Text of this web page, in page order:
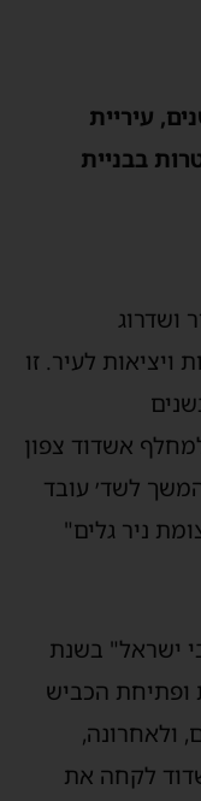
עיריית
בבניית
לעיר. זו
אשדוד צפון
לשד׳ עובד
ניר גלים"
בשנת
הכביש
לקחה את